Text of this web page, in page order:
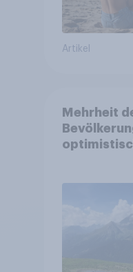
Artikel
Mehrheit